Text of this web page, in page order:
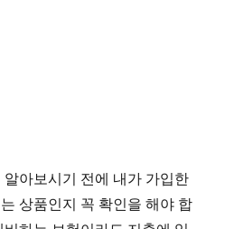
알아보시기 전에 내가 가입한
상품인지 꼭 확인을 해야 합